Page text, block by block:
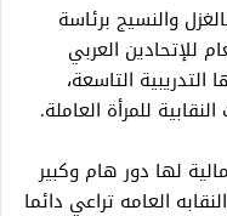
والنسيج برئاسة
للإتحادين العربي
التاسعة،
للمرأة العاملة.
لها دور هام وكبير
العامه تراعي دائما